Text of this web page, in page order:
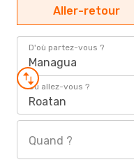
Aller-retour
D'où partez-vous ?
Managua
Où allez-vous ?
Roatan
Quand ?